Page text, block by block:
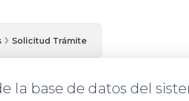
Solicitud Trámite
la base de datos del